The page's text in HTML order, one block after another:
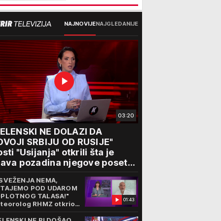
NAJNOVIJENAJGLEDANIJE
03:20
NE DOLAZI DA
SRBIJU OD RUSIJE"
"Usijanja" otkrili šta je
pozadina njegove posete
01:43
NEMA,
POD UDAROM
TALASA!"
RHMZ otkrio
vreme nas čeka do
avgusta